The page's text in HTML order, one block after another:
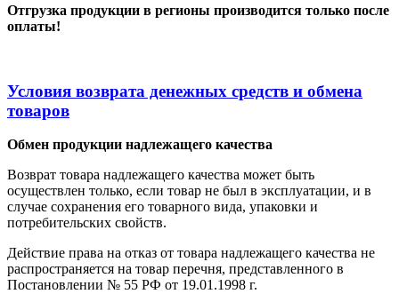
Отгрузка продукции в регионы производится только после
оплаты!
Условия возврата денежных средств и обмена
товаров
Обмен продукции надлежащего качества
Возврат товара надлежащего качества может быть
осуществлен только, если товар не был в эксплуатации, и в
случае сохранения его товарного вида, упаковки и
потребительских свойств.
Действие права на отказ от товара надлежащего качества не
распространяется на товар перечня, представленного в
Постановлении № 55 РФ от 19.01.1998 г.